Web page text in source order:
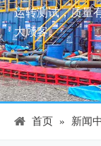
运转测试，质量
大顾客。
首页 » 新闻